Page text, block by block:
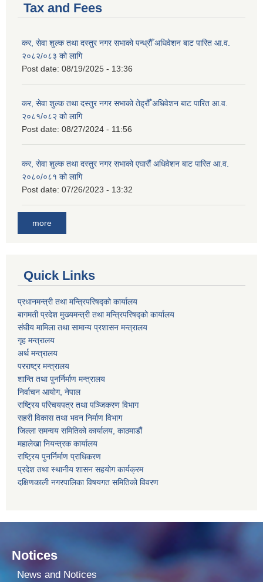
Tax and Fees
कर, सेवा शुल्क तथा दस्तुर नगर सभाको पन्ध्रौँ अधिवेशन बाट पारित आ.व.
२०८२/०८३ को लागि
Post date: 08/19/2025 - 13:36
कर, सेवा शुल्क तथा दस्तुर नगर सभाको तेह्रौँ अधिवेशन बाट पारित आ.व.
२०८१/०८२ को लागि
Post date: 08/27/2024 - 11:56
कर, सेवा शुल्क तथा दस्तुर नगर सभाको एघारौं अधिवेशन बाट पारित आ.व.
२०८०/०८१ को लागि
Post date: 07/26/2023 - 13:32
more
Quick Links
प्रधानमन्त्री तथा मन्त्रिपरिषद्को कार्यालय
बागमती प्रदेश मुख्यमन्त्री तथा मन्त्रिपरिषद्को कार्यालय
संघीय मामिला तथा सामान्य प्रशासन मन्त्रालय
गृह मन्त्रालय
अर्थ मन्त्रालय
परराष्ट्र मन्त्रालय
शान्ति तथा पुनर्निर्माण मन्त्रालय
निर्वाचन आयोग, नेपाल
राष्ट्रिय परिचयपत्र तथा पञ्जिकरण विभाग
सहरी विकास तथा भवन निर्माण विभाग
जिल्ला समन्वय समितिको कार्यालय, काठमाडौं
महालेखा नियन्त्रक कार्यालय
राष्ट्रिय पुनर्निर्माण प्राधिकरण
प्रदेश तथा स्थानीय शासन सहयोग कार्यक्रम
दक्षिणकाली नगरपालिका विषयगत समितिको विवरण
Notices
News and Notices